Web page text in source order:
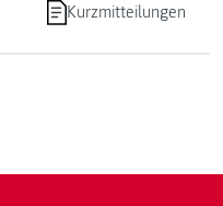
Kurzmitteilungen